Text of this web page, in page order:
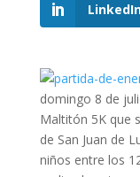
domingo 8 de
Maltitón 5K que
de San Juan de
niños entre los